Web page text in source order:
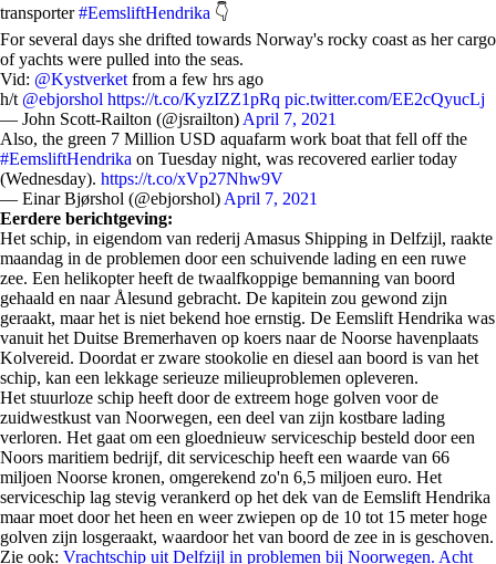
transporter#EemsliftHendrika 👇
For several days she drifted towards Norway's rocky coast as her cargo
of yachts were pulled into the seas.
Vid: @Kystverket from a few hrs ago
h/t @ebjorshol https://t.co/KyzIZZ1pRq pic.twitter.com/EE2cQyucLj
— John Scott-Railton (@jsrailton) April 7, 2021
Also, the green 7 Million USD aquafarm work boat that fell off the
#EemsliftHendrika on Tuesday night, was recovered earlier today
(Wednesday). https://t.co/xVp27Nhw9V
— Einar Bjørshol (@ebjorshol) April 7, 2021
Eerdere berichtgeving:
Het schip, in eigendom van rederij Amasus Shipping in Delfzijl, raakte
maandag in de problemen door een schuivende lading en een ruwe
zee. Een helikopter heeft de twaalfkoppige bemanning van boord
gehaald en naar Ålesund gebracht. De kapitein zou gewond zijn
geraakt, maar het is niet bekend hoe ernstig. De Eemslift Hendrika was
vanuit het Duitse Bremerhaven op koers naar de Noorse havenplaats
Kolvereid. Doordat er zware stookolie en diesel aan boord is van het
schip, kan een lekkage serieuze milieuproblemen opleveren.
Het stuurloze schip heeft door de extreem hoge golven voor de
zuidwestkust van Noorwegen, een deel van zijn kostbare lading
verloren. Het gaat om een gloednieuw serviceschip besteld door een
Noors maritiem bedrijf, dit serviceschip heeft een waarde van 66
miljoen Noorse kronen, omgerekend zo'n 6,5 miljoen euro. Het
serviceschip lag stevig verankerd op het dek van de Eemslift Hendrika
maar moet door het heen en weer zwiepen op de 10 tot 15 meter hoge
golven zijn losgeraakt, waardoor het van boord de zee in is geschoven.
Zie ook: Vrachtschip uit Delfzijl in problemen bij Noorwegen. Acht